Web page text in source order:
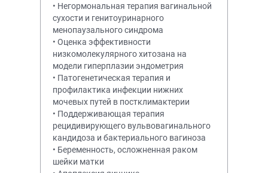
• Негормональная терапия вагинальной
сухости и генитоуринарного
менопаузального синдрома
• Оценка эффективности
низкомолекулярного хитозана на
модели гиперплазии эндометрия
• Патогенетическая терапия и
профилактика инфекции нижних
мочевых путей в постклимактерии
• Поддерживающая терапия
рецидивирующего вульвовагинального
кандидоза и бактериального вагиноза
• Беременность, осложненная раком
шейки матки